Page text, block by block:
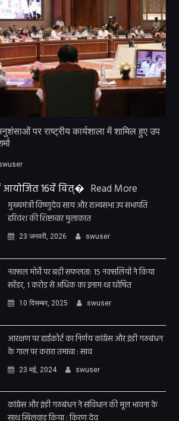
पर राष्ट्रीय कार्यशाला में शामिल हुए उप
आयोजित 16वें वित्� Read More
मुख्यमंत्री विष्णुदेव साय और राज्यसभा उप सभापति
हरिवंश की शिष्टाचार मुलाकात
23 जनवरी, 2026 swuser
नक्सल मोर्चे पर बड़ी सफलता: 15 नक्सलियों ने किया
सरेंडर, 1 करोड़ से अधिक का इनाम था घोषित
10 दिसम्बर, 2025 swuser
आरक्षण पर हाईकोर्ट का निर्णय कांग्रेस और इंडी गठबंधन
के गाल पर करारा तमाचा : साव
23 मई, 2024 swuser
कांग्रेस और इंडी गठबंधन ने संविधान की मूल भावना के